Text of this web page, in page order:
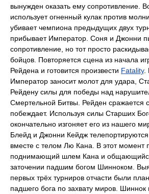
вынужден оказать ему сопротивление.
использует огненный кулак против
убивает чемпиона предыдущих двух
прибывает Император. Соня и Джонни
сопротивление, но тот просто
бойцов. Повторяется сцена из начала
Рейдена и готовится произвести Fatality.
Император заносит молот для удара,
Рейдену силы для победы над
Смертельной Битвы. Рейден сражается
побеждает. Используя силы Старших
окончательно изгоняет его из нашего
Блейд и Джонни Кейдж
вместе с телом Лю Кана. В этот момент
поднимающий шлем Кана и
заточении падшим богом Шинноком.
первых трёх турниров отчасти были
падшего бога по захвату миров. Шиннок